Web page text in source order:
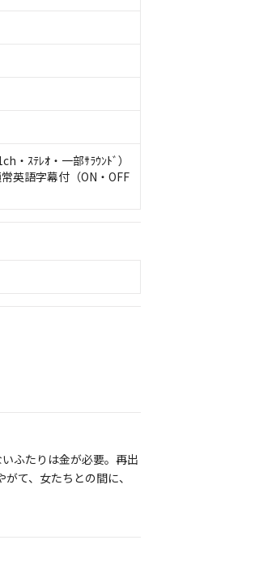
・ｽﾃﾚｵ・一部ｻﾗｳﾝﾄﾞ）
英語字幕付（ON・OFF
ふたりは金が必要。再出
て、女たちとの間に、